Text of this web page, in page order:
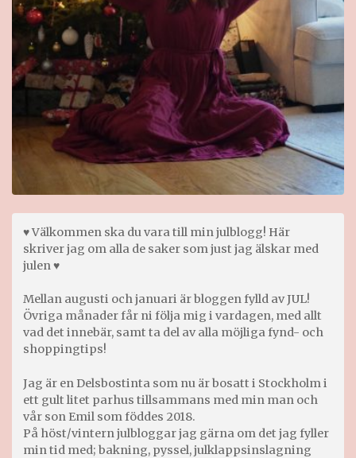
♥ Välkommen ska du vara till min julblogg! Här
skriver jag om alla de saker som just jag älskar med
julen ♥
Mellan augusti och januari är bloggen fylld av JUL!
Övriga månader får ni följa mig i vardagen, med allt
vad det innebär, samt ta del av alla möjliga fynd- och
shoppingtips!
Jag är en Delsbostinta som nu är bosatt i Stockholm i
ett gult litet parhus tillsammans med min man och
vår son Emil som föddes 2018.
På höst/vintern julbloggar jag gärna om det jag fyller
min tid med; bakning, pyssel, julklappsinslagning